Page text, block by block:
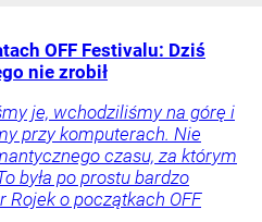
OFF Festivalu: Dziś
nie zrobił
je, wchodziliśmy na górę i
przy komputerach. Nie
czasu, za którym
była po prostu bardzo
o początkach OFF